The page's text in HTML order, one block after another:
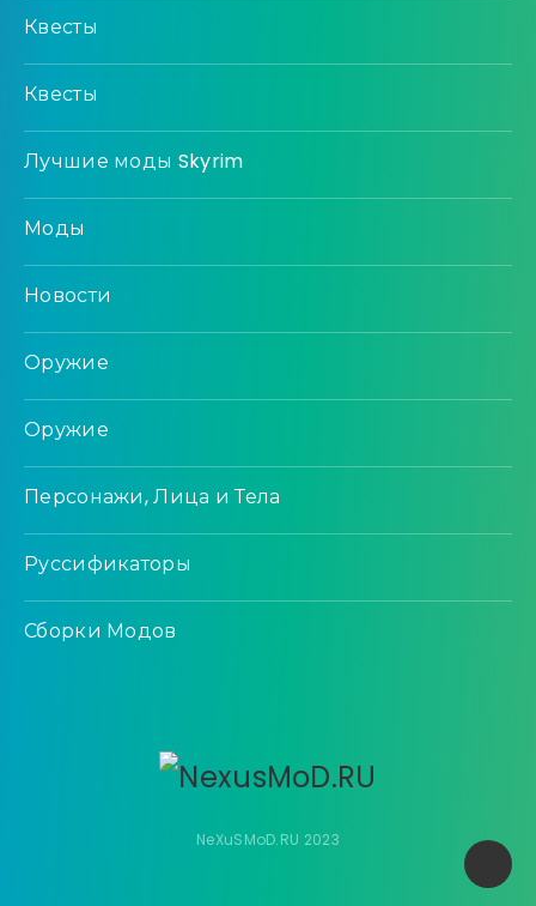
Квесты
Квесты
Лучшие моды Skyrim
Моды
Новости
Оружие
Оружие
Персонажи, Лица и Тела
Руссификаторы
Сборки Модов
NeXuSMoD.RU 2023